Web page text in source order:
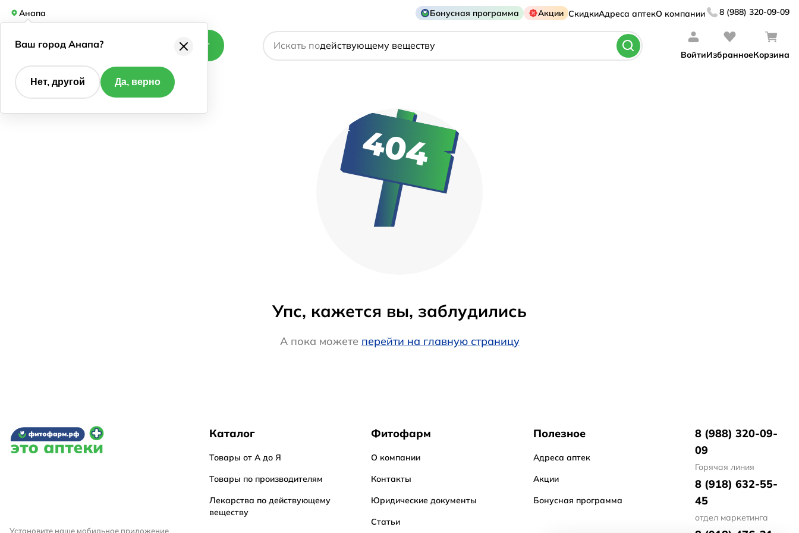
Анапа Бонусная программа Акции СкидкиАдреса аптекО компании 8 (988) 320-09-09
Каталог Искать по
названию препарата
действующему веществу
ВойтиИзбранноеКорзина
Упс, кажется вы, заблудились
А пока можете перейти на главную страницу
Установите наше мобильное приложение
Каталог
Товары от А до Я
Товары по производителям
Лекарства по действующему
веществу
Фитофарм
О компании
Контакты
Юридические документы
Статьи
Полезное
Адреса аптек
Акции
Бонусная программа
8 (988) 320-09-
09
Горячая линия
8 (918) 632-55-
45
отдел маркетинга
Ваш город Анапа?
Нет, другой Да, верно